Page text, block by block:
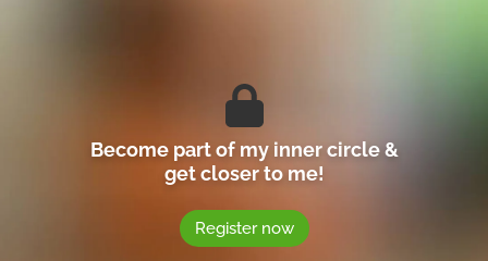
Become part of my inner circle &
get closer to me!
Register now